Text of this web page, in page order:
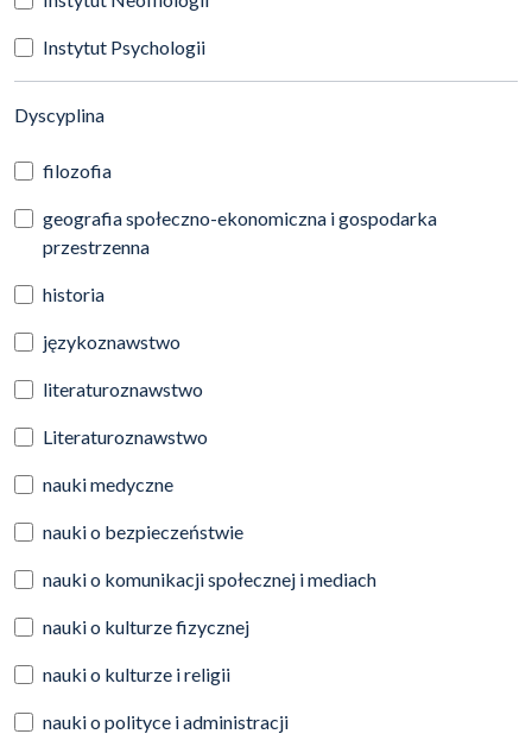
Instytut Psychologii
Dyscyplina(automatyczne przeładowanie treści)
filozofia
geografia społeczno-ekonomiczna i gospodarka
przestrzenna
historia
językoznawstwo
literaturoznawstwo
Literaturoznawstwo
nauki medyczne
nauki o bezpieczeństwie
nauki o komunikacji społecznej i mediach
nauki o kulturze fizycznej
nauki o kulturze i religii
nauki o polityce i administracji